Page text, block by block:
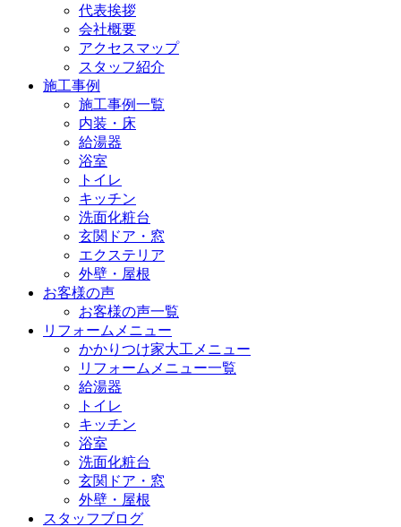
代表挨拶
会社概要
アクセスマップ
スタッフ紹介
施工事例
施工事例一覧
内装・床
給湯器
浴室
トイレ
キッチン
洗面化粧台
玄関ドア・窓
エクステリア
外壁・屋根
お客様の声
お客様の声一覧
リフォームメニュー
かかりつけ家大工メニュー
リフォームメニュー一覧
給湯器
トイレ
キッチン
浴室
洗面化粧台
玄関ドア・窓
外壁・屋根
スタッフブログ